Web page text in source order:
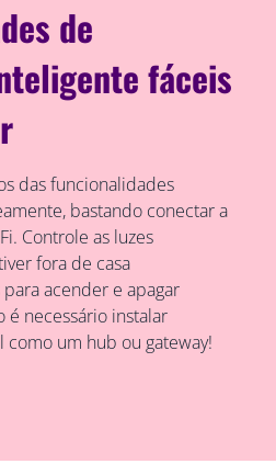
de
fáceis
das funcionalidades
bastando conectar a
Controle as luzes
fora de casa
acender e apagar
é necessário instalar
como um hub ou gateway!